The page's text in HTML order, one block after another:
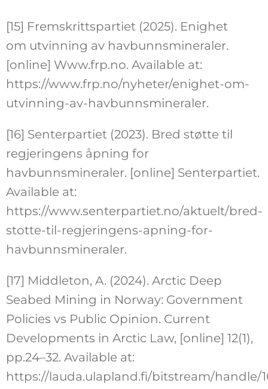
[15] Fremskrittspartiet (2025). Enighet
om utvinning av havbunnsmineraler.
[online] Www.frp.no. Available at:
https://www.frp.no/nyheter/enighet-om-
utvinning-av-havbunnsmineraler.
[16] Senterpartiet (2023). Bred støtte til
regjeringens åpning for
havbunnsmineraler. [online] Senterpartiet.
Available at:
https://www.senterpartiet.no/aktuelt/bred-
stotte-til-regjeringens-apning-for-
havbunnsmineraler.
[17] Middleton, A. (2024). Arctic Deep
Seabed Mining in Norway: Government
Policies vs Public Opinion. Current
Developments in Arctic Law, [online] 12(1),
pp.24–32. Available at:
https://lauda.ulapland.fi/bitstream/handle/